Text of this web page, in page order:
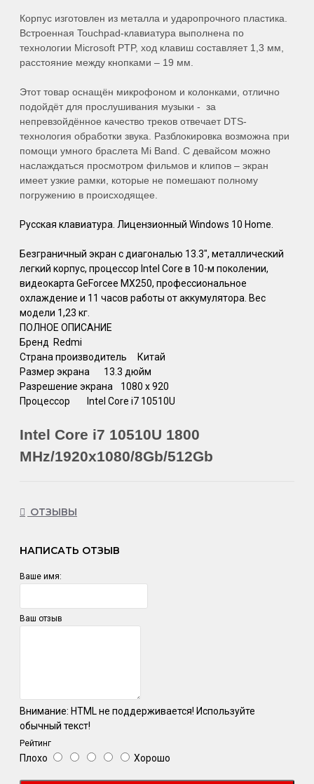
Корпус изготовлен из металла и ударопрочного пластика.
Встроенная Touchpad-клавиатура выполнена по
технологии Microsoft PTP, ход клавиш составляет 1,3 мм,
расстояние между кнопками – 19 мм.
Этот товар оснащён микрофоном и колонками, отлично
подойдёт для прослушивания музыки - за
непревзойдённое качество треков отвечает DTS-
технология обработки звука. Разблокировка возможна при
помощи умного браслета Mi Band. С девайсом можно
наслаждаться просмотром фильмов и клипов – экран
имеет узкие рамки, которые не помешают полному
погружению в происходящее.
Русская клавиатура. Лицензионный Windows 10 Home.
Безграничный экран c диагональю 13.3", металлический
легкий корпус, процессор Intel Core в 10-м поколении,
видеокарта GeForcee MX250, профессиональное
охлаждение и 11 часов работы от аккумулятора. Вес
модели 1,23 кг.
ПОЛНОЕ ОПИСАНИЕ
Бренд Redmi
Страна производитель
Китай
Размер экрана
13.3 дюйм
Разрешение экрана
1080 х 920
Процессор
Intel Core i7 10510U
Intel Core i7 10510U 1800
MHz/1920x1080/8Gb/512Gb
ОТЗЫВЫ
НАПИСАТЬ ОТЗЫВ
Ваше имя:
Ваш отзыв
Внимание: HTML не поддерживается! Используйте
обычный текст!
Рейтинг
Плохо Хорошо